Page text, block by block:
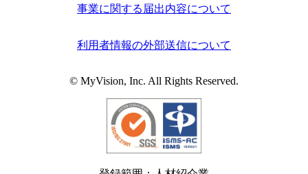
事業に関する届出内容について
利用者情報の外部送信について
© MyVision, Inc. All Rights Reserved.